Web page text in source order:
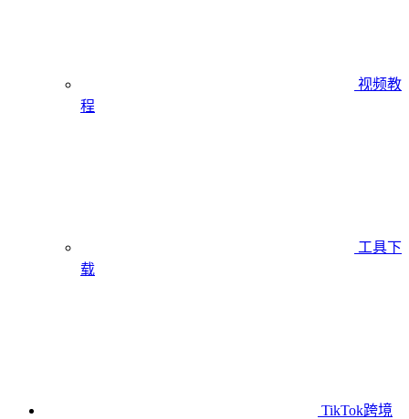
视频教
程
工具下
载
TikTok跨境